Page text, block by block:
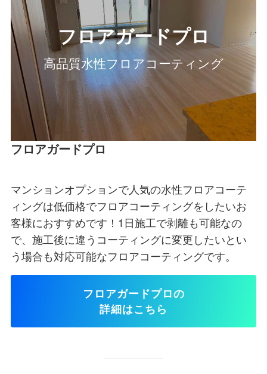
フロアガードプロ
高品質水性フロアコーティング
フロアガードプロ
マンションオプションで人気の水性フロアコーテ
ィングは低価格でフロアコーティングをしたいお
客様におすすめです！1日施工で剥離も可能なの
で、施工後に違うコーティングに変更したいとい
う場合も対応可能なフロアコーティングです。
フロアガードプロの
詳細はこちら